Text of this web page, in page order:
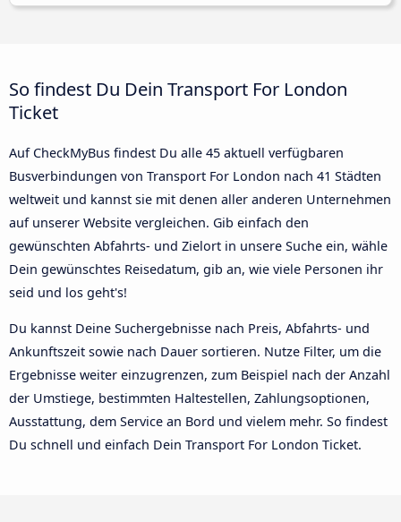
So findest Du Dein Transport For London
Ticket
Auf CheckMyBus findest Du alle 45 aktuell verfügbaren
Busverbindungen von Transport For London nach 41 Städten
weltweit und kannst sie mit denen aller anderen Unternehmen
auf unserer Website vergleichen. Gib einfach den
gewünschten Abfahrts- und Zielort in unsere Suche ein, wähle
Dein gewünschtes Reisedatum, gib an, wie viele Personen ihr
seid und los geht's!
Du kannst Deine Suchergebnisse nach Preis, Abfahrts- und
Ankunftszeit sowie nach Dauer sortieren. Nutze Filter, um die
Ergebnisse weiter einzugrenzen, zum Beispiel nach der Anzahl
der Umstiege, bestimmten Haltestellen, Zahlungsoptionen,
Ausstattung, dem Service an Bord und vielem mehr. So findest
Du schnell und einfach Dein Transport For London Ticket.